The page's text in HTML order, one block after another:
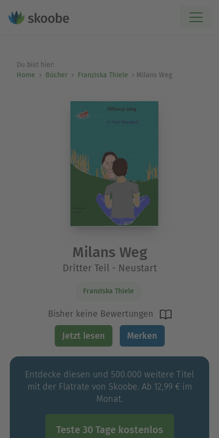
Du bist hier:
Home
Bücher Franziska Thiele Milans Weg
Milans Weg
Dritter Teil - Neustart
Franziska Thiele
Bisher keine Bewertungen
Jetzt lesen Merken
Entdecke diesen und 500.000 weitere Titel
mit der Flatrate von Skoobe. Ab 12,99 € im
Monat.
Teste 30 Tage kostenlos